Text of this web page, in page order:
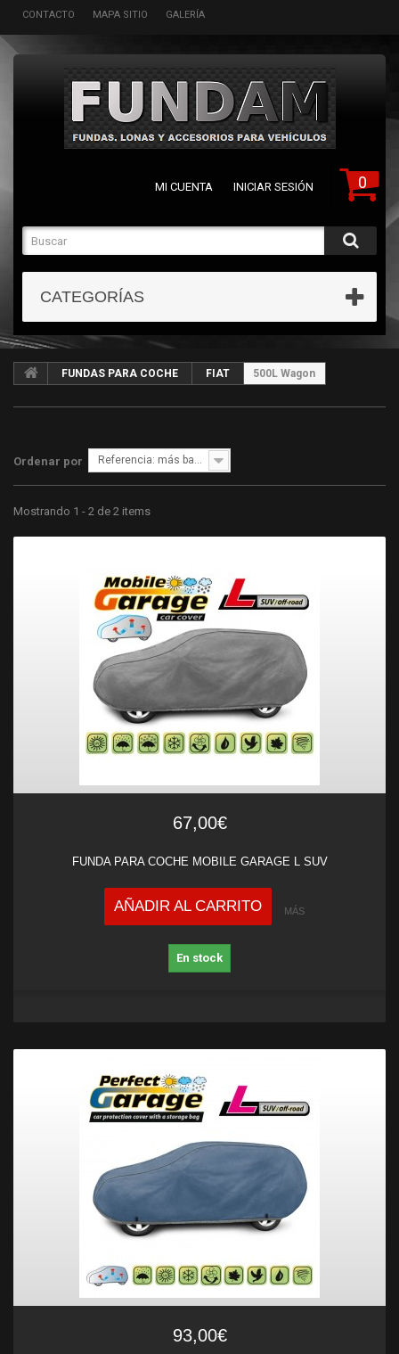
CONTACTO MAPA SITIO GALERÍA
0
MI CUENTA INICIAR SESIÓN
CATEGORÍAS
FUNDAS PARA COCHE FIAT 500L Wagon
Ordenar por Referencia: más bajo primero
Mostrando 1 - 2 de 2 items
67,00€
FUNDA PARA COCHE MOBILE GARAGE L SUV
AÑADIR AL CARRITO MÁS
En stock
93,00€